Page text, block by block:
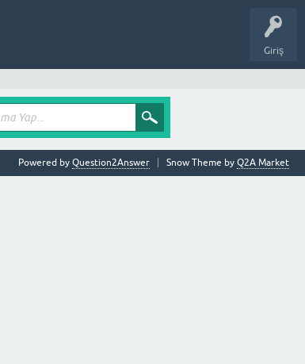
Giriş
Snow Theme by Q2A Market
Powered by Question2Answer